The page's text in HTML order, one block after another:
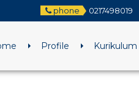
phone 0217498019
Profile Kurikulum